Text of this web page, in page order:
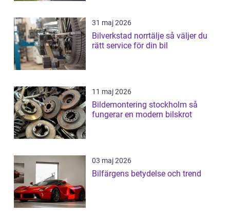
31 maj 2026
Bilverkstad norrtälje så väljer du
rätt service för din bil
11 maj 2026
Bildemontering stockholm så
fungerar en modern bilskrot
03 maj 2026
Bilfärgens betydelse och trend